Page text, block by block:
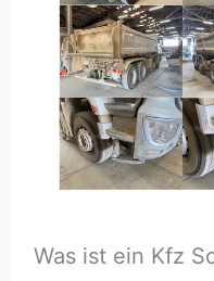
Was ist ein Kfz